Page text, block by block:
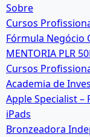
Sobre
Cursos
Fórmula Negócio
MENTORIA PLR
Cursos
Academia de
Apple Specialist
iPads
Bronzeadora